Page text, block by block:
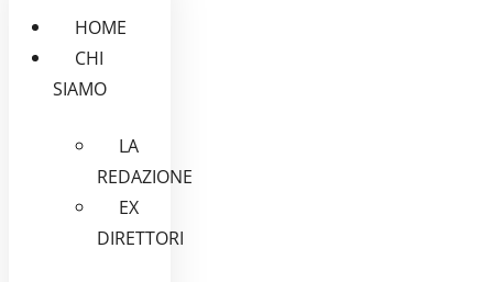
HOME
CHI
SIAMO
LA
REDAZIONE
EX
DIRETTORI